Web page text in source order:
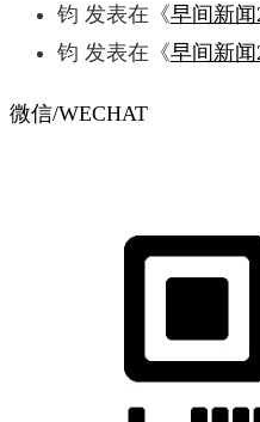
钧 发表在《早间新闻
钧 发表在《早间新闻
微信/WECHAT